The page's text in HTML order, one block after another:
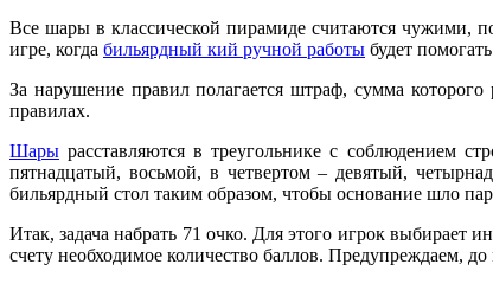
Все шары в классической пирамиде считаются чужими,
игре, когда бильярдный кий ручной работы будет
За нарушение правил полагается штраф, сумма
правилах.
Шары расставляются в треугольнике с соблюдением
пятнадцатый, восьмой, в четвертом – девятый,
бильярдный стол таким образом, чтобы основание шло
Итак, задача набрать 71 очко. Для этого игрок выбирает
счету необходимое количество баллов. Предупреждаем,